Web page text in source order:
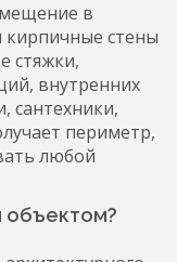
в
кирпичные стены
стяжки,
внутренних
сантехники,
периметр,
любой
объектом?